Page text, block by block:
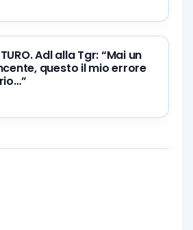
Adl alla Tgr: “Mai un
questo il mio errore